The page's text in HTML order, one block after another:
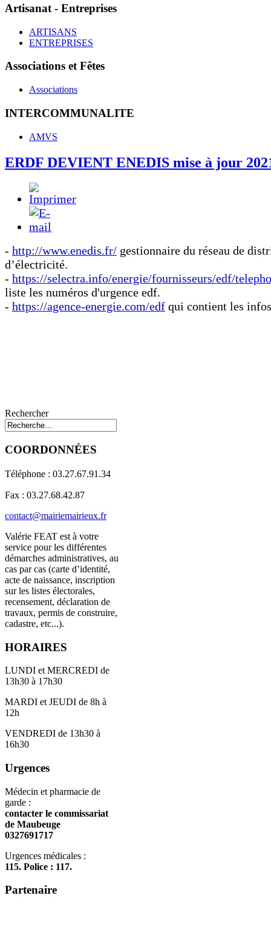
Artisanat - Entreprises
ARTISANS
ENTREPRISES
Associations et Fêtes
Associations
INTERCOMMUNALITE
AMVS
ERDF DEVIENT ENEDIS mise à jour
- http://www.enedis.fr/ gestionnaire du réseau de
d’électricité.
- https://selectra.info/energie/fournisseurs/edf/
liste les numéros d'urgence edf.
- https://agence-energie.com/edf qui contient les
Rechercher
COORDONNÉES
Téléphone : 03.27.67.91.34
Fax : 03.27.68.42.87
contact@mairiemairieux.fr
Valérie FEAT est à votre
service pour les différentes
démarches administratives, au
cas par cas (carte d’identité,
acte de naissance, inscription
sur les listes électorales,
recensement, déclaration de
travaux, permis de construire,
cadastre, etc...).
HORAIRES
LUNDI et MERCREDI de
13h30 à 17h30
MARDI et JEUDI de 8h à
12h
VENDREDI de 13h30 à
16h30
Urgences
Médecin et pharmacie de
garde :
contacter le commissariat
de Maubeuge
0327691717
Urgences médicales :
115. Police : 117.
Partenaire